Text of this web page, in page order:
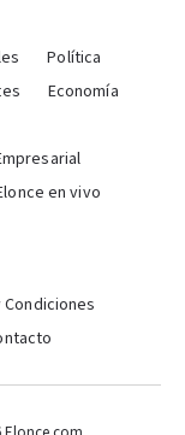
Política
Economía
en vivo
Condiciones